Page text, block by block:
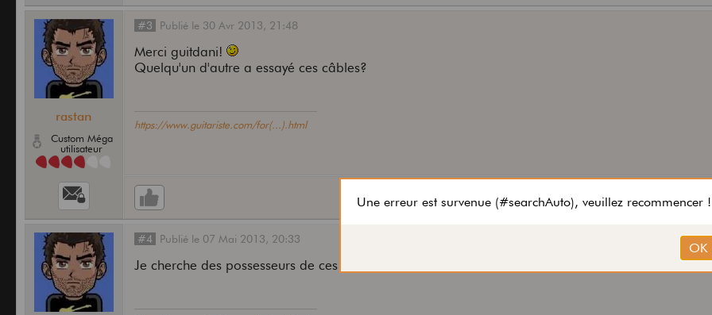
rastan
Custom Méga
utilisateur
#3 Publié le 30 Avr 2013, 21:48
Merci guitdani!
Quelqu'un d'autre a essayé ces câbles?
https://www.guitariste.com/for(...).html
#4 Publié le 07 Mai 2013, 20:33
Je cherche des possesseurs de ces câbles...